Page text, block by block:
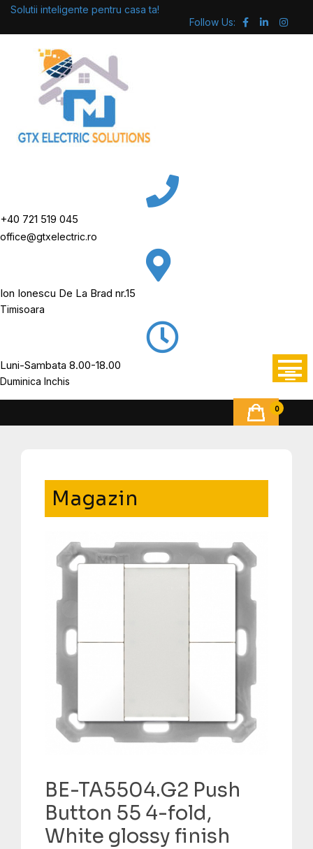
Skip
content
Solutii inteligente pentru casa ta!
Follow Us:
+40 721 519 045
office@gtxelectric.ro
Ion Ionescu De La Brad nr.15
Timisoara
Luni-Sambata 8.00-18.00
Duminica Inchis
0
Magazin
BE-TA5504.G2 Push
Button 55 4-fold,
White glossy finish